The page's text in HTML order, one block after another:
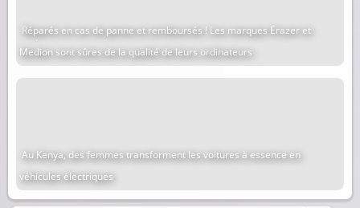
Réparés en cas de panne et remboursés ! Les marques Erazer et
Medion sont sûres de la qualité de leurs ordinateurs
Au Kenya, des femmes transforment les voitures à essence en
véhicules électriques